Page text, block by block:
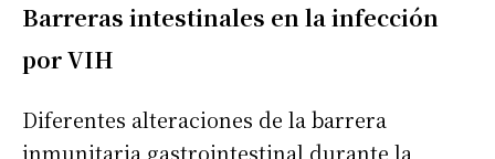
Barreras intestinales en la infección
por VIH
Diferentes alteraciones de la barrera
inmunitaria gastrointestinal durante la